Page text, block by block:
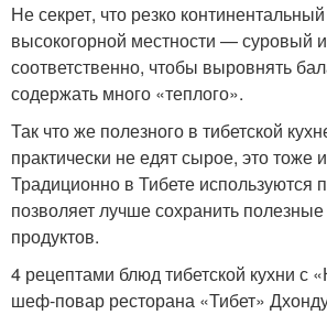
Не секрет, что резко
высокогорной местности — суровый
соответственно, чтобы выровнять
содержать много «теплого».
Так что же полезного в тибетской
практически не едят сырое, это тоже
Традиционно в Тибете используются
позволяет лучше сохранить
продуктов.
4 рецептами блюд тибетской кухни с
шеф-повар ресторана «Тибет»